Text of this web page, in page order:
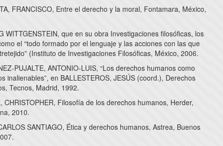
FRANCISCO, Entre el derecho y la moral, Fontamara, México,
WITTGENSTEIN, que en su obra Investigaciones filosóficas, los
el “todo formado por el lenguaje y las acciones con las que
(Instituto de Investigaciones Filosóficas, México, 2006.
PUJALTE, ANTONIO-LUIS, “Los derechos humanos como
inalienables”, en BALLESTEROS, JESÚS (coord.), Derechos
Tecnos, Madrid, 1992.
CHRISTOPHER, Filosofía de los derechos humanos, Herder,
2010.
SANTIAGO, Ética y derechos humanos, Astrea, Buenos